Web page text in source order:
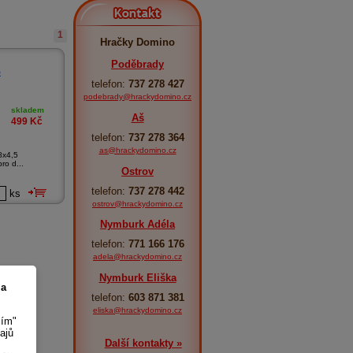
1
skladem
499 Kč
d...
ks
Kontakt
Hračky Domino
Poděbrady
telefon: 737 278 427
podebrady@hrackydomino.cz
Aš
telefon: 737 278 364
as@hrackydomino.cz
Ostrov
telefon: 737 278 442
ostrov@hrackydomino.cz
Nymburk Adéla
telefon: 771 166 176
adela@hrackydomino.cz
Nymburk Eliška
telefon: 603 871 381
eliska@hrackydomino.cz
Další kontakty »